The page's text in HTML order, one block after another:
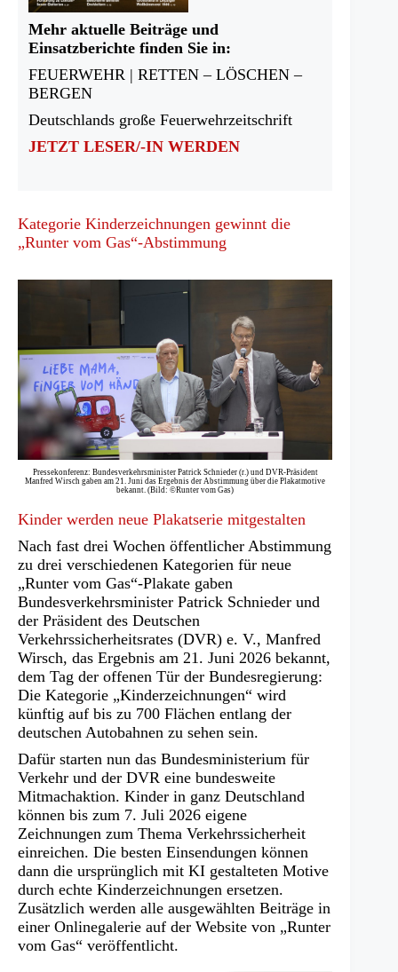
Mehr aktuelle Beiträge und
Einsatzberichte finden Sie in:
FEUERWEHR | RETTEN – LÖSCHEN –
BERGEN
Deutschlands große Feuerwehrzeitschrift
JETZT LESER/-IN WERDEN
Kategorie Kinderzeichnungen gewinnt die
„Runter vom Gas“-Abstimmung
Pressekonferenz: Bundesverkehrsminister Patrick Schnieder (r.) und DVR-Präsident
Manfred Wirsch gaben am 21. Juni das Ergebnis der Abstimmung über die Plakatmotive
bekannt. (Bild: ©Runter vom Gas)
Kinder werden neue Plakatserie mitgestalten
Nach fast drei Wochen öffentlicher Abstimmung
zu drei verschiedenen Kategorien für neue
„Runter vom Gas“-Plakate gaben
Bundesverkehrsminister Patrick Schnieder und
der Präsident des Deutschen
Verkehrssicherheitsrates (DVR) e. V., Manfred
Wirsch, das Ergebnis am 21. Juni 2026 bekannt,
dem Tag der offenen Tür der Bundesregierung:
Die Kategorie „Kinderzeichnungen“ wird
künftig auf bis zu 700 Flächen entlang der
deutschen Autobahnen zu sehen sein.
Dafür starten nun das Bundesministerium für
Verkehr und der DVR eine bundesweite
Mitmachaktion. Kinder in ganz Deutschland
können bis zum 7. Juli 2026 eigene
Zeichnungen zum Thema Verkehrssicherheit
einreichen. Die besten Einsendungen können
dann die ursprünglich mit KI gestalteten Motive
durch echte Kinderzeichnungen ersetzen.
Zusätzlich werden alle ausgewählten Beiträge in
einer Onlinegalerie auf der Website von „Runter
vom Gas“ veröffentlicht.